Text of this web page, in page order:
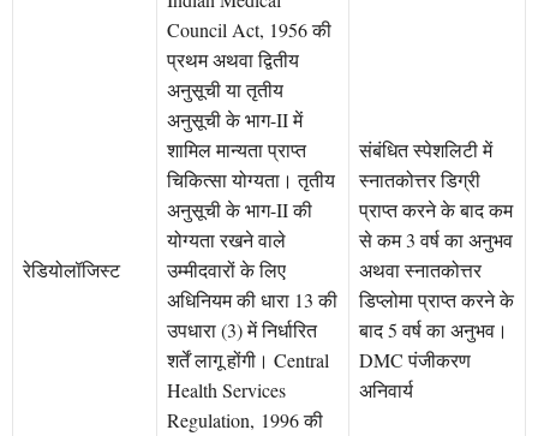
रेडियोलॉजिस्ट
Council Act, 1956 की
प्रथम अथवा द्वितीय
अनुसूची या तृतीय
अनुसूची के भाग-II में
शामिल मान्यता प्राप्त
चिकित्सा योग्यता। तृतीय
अनुसूची के भाग-II की
योग्यता रखने वाले
उम्मीदवारों के लिए
अधिनियम की धारा 13 की
उपधारा (3) में निर्धारित
शर्तें लागू होंगी। Central
Health Services
Regulation, 1996 की
संबंधित स्पेशलिटी में
स्नातकोत्तर डिग्री
प्राप्त करने के बाद कम
से कम 3 वर्ष का अनुभव
अथवा स्नातकोत्तर
डिप्लोमा प्राप्त करने के
बाद 5 वर्ष का अनुभव।
DMC पंजीकरण
अनिवार्य